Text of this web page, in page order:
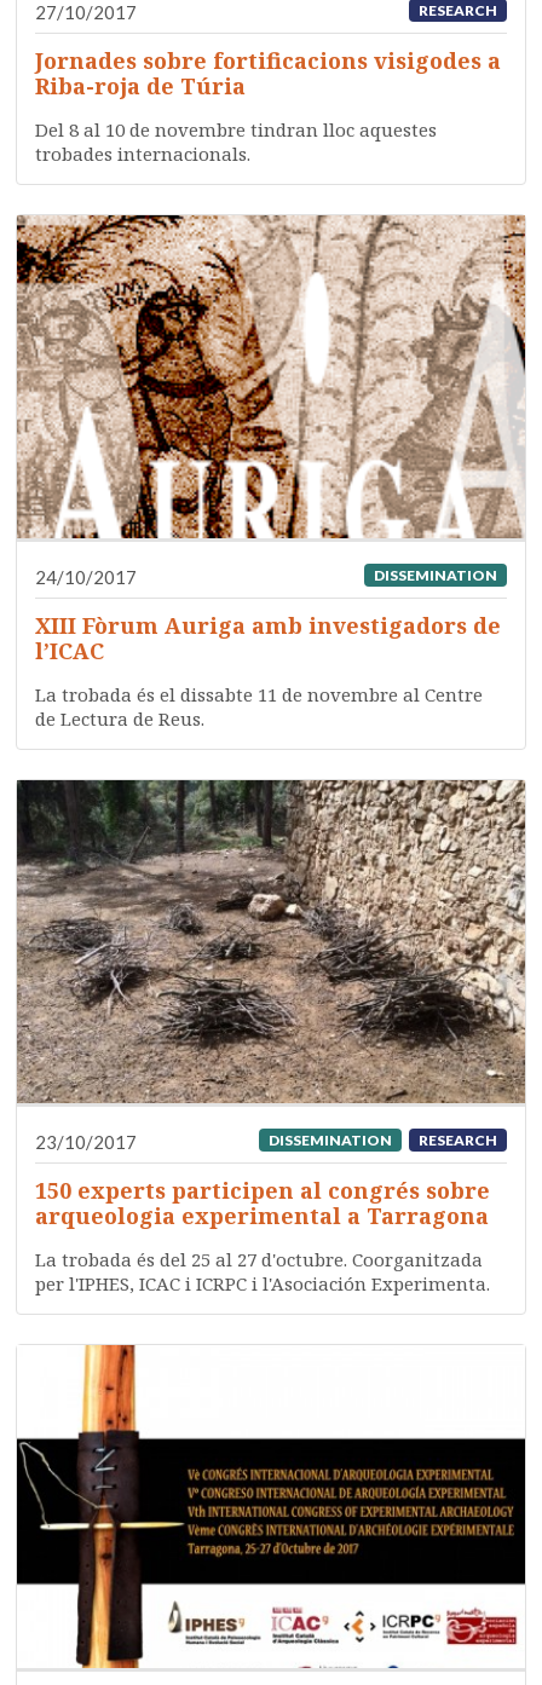
27/10/2017 RESEARCH
Jornades sobre fortificacions visigodes a
Riba-roja de Túria
Del 8 al 10 de novembre tindran lloc aquestes
trobades internacionals.
24/10/2017 DISSEMINATION
XIII Fòrum Auriga amb investigadors de
l’ICAC
La trobada és el dissabte 11 de novembre al Centre
de Lectura de Reus.
23/10/2017 DISSEMINATION RESEARCH
150 experts participen al congrés sobre
arqueologia experimental a Tarragona
La trobada és del 25 al 27 d'octubre. Coorganitzada
per l'IPHES, ICAC i ICRPC i l'Asociación Experimenta.